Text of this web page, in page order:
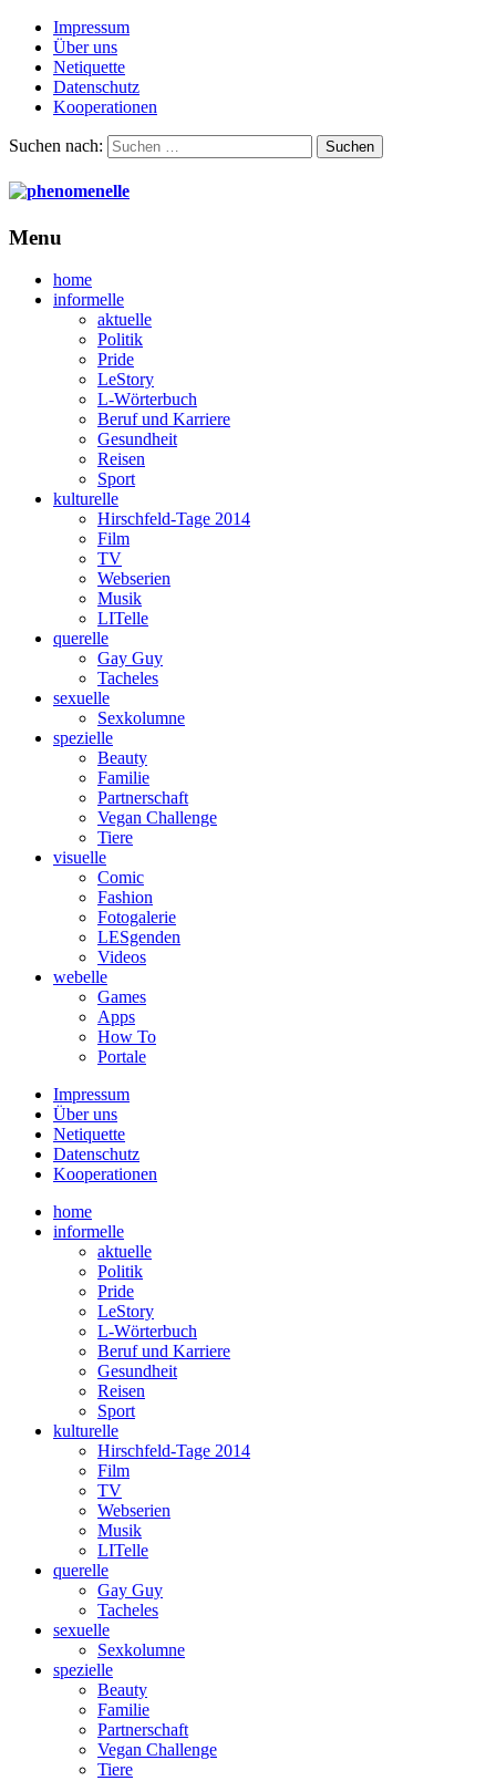
Impressum
Über uns
Netiquette
Datenschutz
Kooperationen
Suchen nach:
Menu
home
informelle
aktuelle
Politik
Pride
LeStory
L-Wörterbuch
Beruf und Karriere
Gesundheit
Reisen
Sport
kulturelle
Hirschfeld-Tage 2014
Film
TV
Webserien
Musik
LITelle
querelle
Gay Guy
Tacheles
sexuelle
Sexkolumne
spezielle
Beauty
Familie
Partnerschaft
Vegan Challenge
Tiere
visuelle
Comic
Fashion
Fotogalerie
LESgenden
Videos
webelle
Games
Apps
How To
Portale
Impressum
Über uns
Netiquette
Datenschutz
Kooperationen
home
informelle
aktuelle
Politik
Pride
LeStory
L-Wörterbuch
Beruf und Karriere
Gesundheit
Reisen
Sport
kulturelle
Hirschfeld-Tage 2014
Film
TV
Webserien
Musik
LITelle
querelle
Gay Guy
Tacheles
sexuelle
Sexkolumne
spezielle
Beauty
Familie
Partnerschaft
Vegan Challenge
Tiere